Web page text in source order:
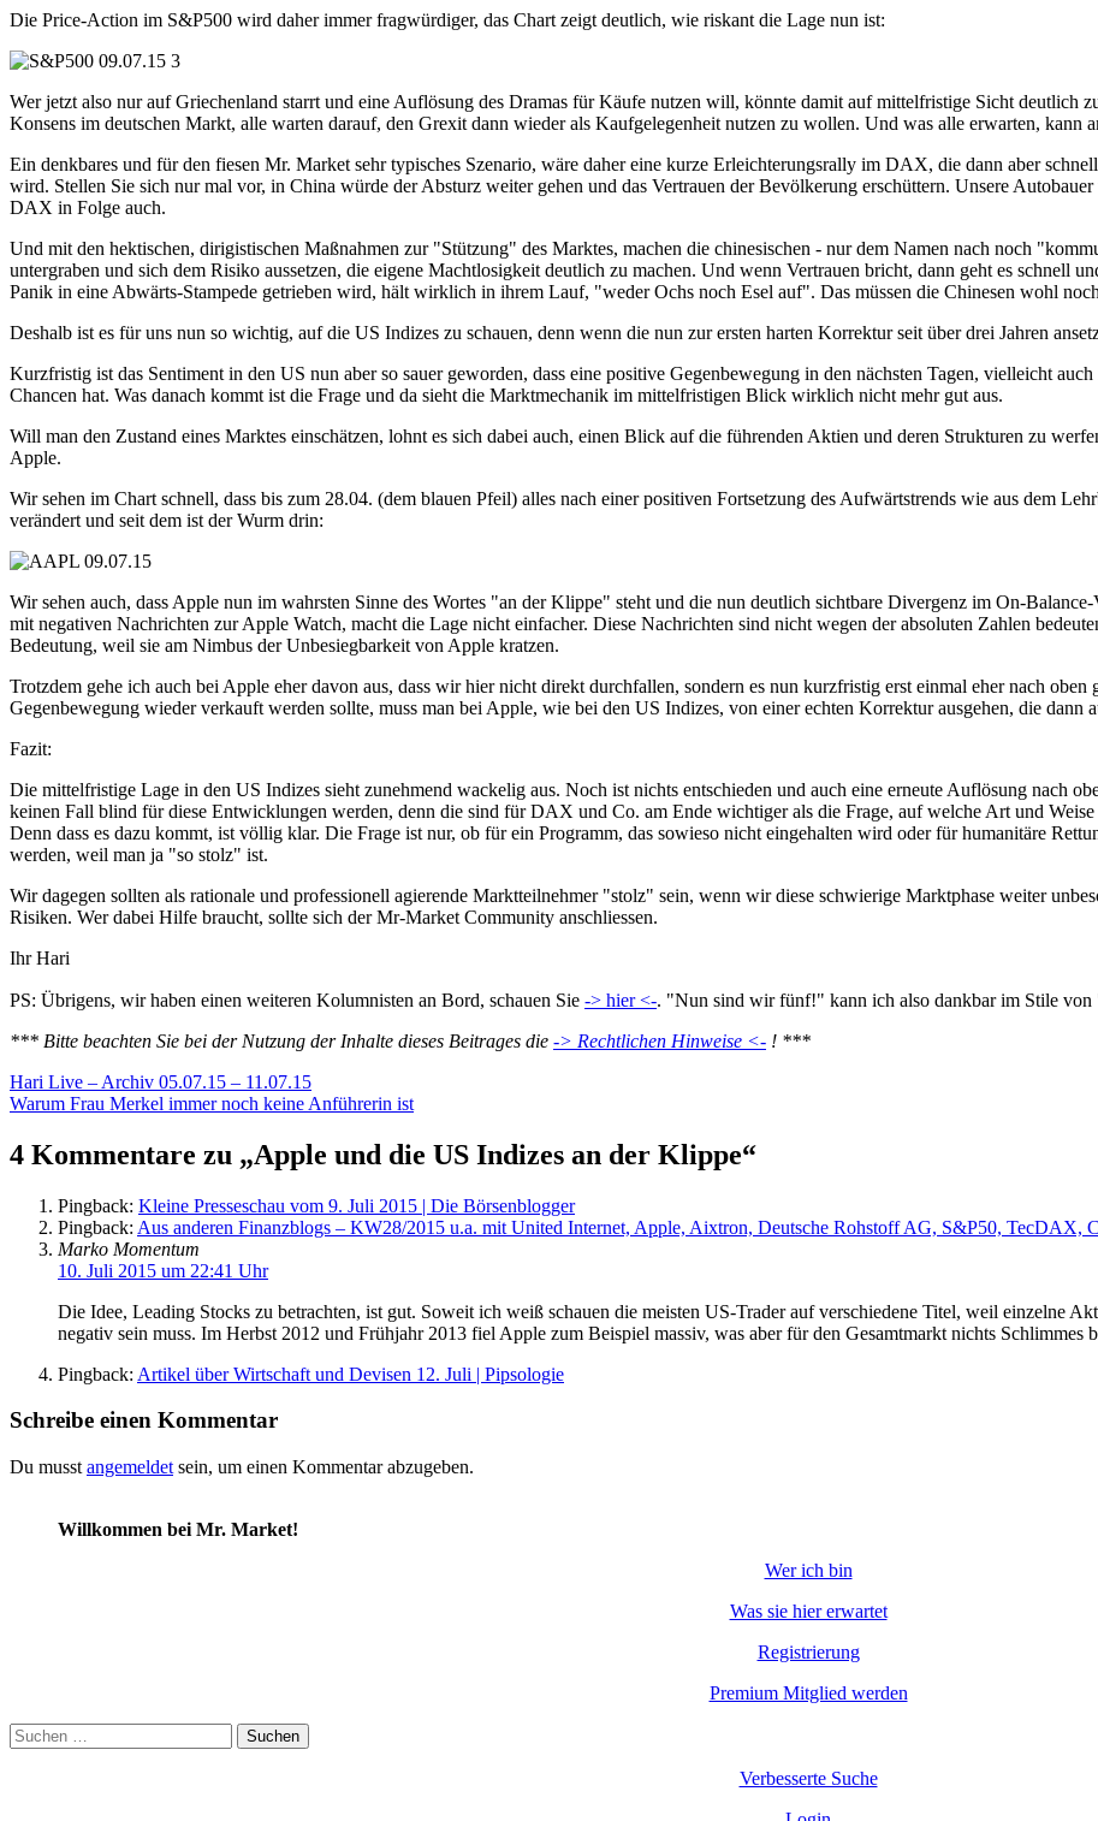
Die Price-Action im S&P500 wird daher immer fragwürdiger, das Chart zeigt deutlich, wie riskant die Lage nun ist:
Wer jetzt also nur auf Griechenland starrt und eine Auflösung des Dramas für Käufe nutzen will, könnte damit auf mittelfristige Sicht deutlich
Konsens im deutschen Markt, alle warten darauf, den Grexit dann wieder als Kaufgelegenheit nutzen zu wollen. Und was alle erwarten, kann
Ein denkbares und für den fiesen Mr. Market sehr typisches Szenario, wäre daher eine kurze Erleichterungsrally im DAX, die dann aber
wird. Stellen Sie sich nur mal vor, in China würde der Absturz weiter gehen und das Vertrauen der Bevölkerung erschüttern. Unsere
DAX in Folge auch.
Und mit den hektischen, dirigistischen Maßnahmen zur "Stützung" des Marktes, machen die chinesischen - nur dem Namen nach noch
untergraben und sich dem Risiko aussetzen, die eigene Machtlosigkeit deutlich zu machen. Und wenn Vertrauen bricht, dann geht es schnell
Panik in eine Abwärts-Stampede getrieben wird, hält wirklich in ihrem Lauf, "weder Ochs noch Esel auf". Das müssen die Chinesen wohl
Deshalb ist es für uns nun so wichtig, auf die US Indizes zu schauen, denn wenn die nun zur ersten harten Korrektur seit über drei Jahren
Kurzfristig ist das Sentiment in den US nun aber so sauer geworden, dass eine positive Gegenbewegung in den nächsten Tagen, vielleicht
Chancen hat. Was danach kommt ist die Frage und da sieht die Marktmechanik im mittelfristigen Blick wirklich nicht mehr gut aus.
Will man den Zustand eines Marktes einschätzen, lohnt es sich dabei auch, einen Blick auf die führenden Aktien und deren Strukturen zu
Apple.
Wir sehen im Chart schnell, dass bis zum 28.04. (dem blauen Pfeil) alles nach einer positiven Fortsetzung des Aufwärtstrends wie aus dem
verändert und seit dem ist der Wurm drin:
Wir sehen auch, dass Apple nun im wahrsten Sinne des Wortes "an der Klippe" steht und die nun deutlich sichtbare Divergenz im On-
mit negativen Nachrichten zur Apple Watch, macht die Lage nicht einfacher. Diese Nachrichten sind nicht wegen der absoluten Zahlen
Bedeutung, weil sie am Nimbus der Unbesiegbarkeit von Apple kratzen.
Trotzdem gehe ich auch bei Apple eher davon aus, dass wir hier nicht direkt durchfallen, sondern es nun kurzfristig erst einmal eher nach
Gegenbewegung wieder verkauft werden sollte, muss man bei Apple, wie bei den US Indizes, von einer echten Korrektur ausgehen, die
Fazit:
Die mittelfristige Lage in den US Indizes sieht zunehmend wackelig aus. Noch ist nichts entschieden und auch eine erneute Auflösung nach
keinen Fall blind für diese Entwicklungen werden, denn die sind für DAX und Co. am Ende wichtiger als die Frage, auf welche Art und
Denn dass es dazu kommt, ist völlig klar. Die Frage ist nur, ob für ein Programm, das sowieso nicht eingehalten wird oder für humanitäre
werden, weil man ja "so stolz" ist.
Wir dagegen sollten als rationale und professionell agierende Marktteilnehmer "stolz" sein, wenn wir diese schwierige Marktphase weiter
Risiken. Wer dabei Hilfe braucht, sollte sich der Mr-Market Community anschliessen.
Ihr Hari
PS: Übrigens, wir haben einen weiteren Kolumnisten an Bord, schauen Sie -> hier <-. "Nun sind wir fünf!" kann ich also dankbar im Stile
*** Bitte beachten Sie bei der Nutzung der Inhalte dieses Beitrages die -> Rechtlichen Hinweise <- ! ***
Hari Live – Archiv 05.07.15 – 11.07.15
Warum Frau Merkel immer noch keine Anführerin ist
4 Kommentare zu „Apple und die US Indizes an der Klippe“
Pingback: Kleine Presseschau vom 9. Juli 2015 | Die Börsenblogger
Pingback: Aus anderen Finanzblogs – KW28/2015 u.a. mit United Internet, Apple, Aixtron, Deutsche Rohstoff AG, S&P50, TecDAX,
Marko Momentum
10. Juli 2015 um 22:41 Uhr
Die Idee, Leading Stocks zu betrachten, ist gut. Soweit ich weiß schauen die meisten US-Trader auf verschiedene Titel, weil einzelne
negativ sein muss. Im Herbst 2012 und Frühjahr 2013 fiel Apple zum Beispiel massiv, was aber für den Gesamtmarkt nichts Schlimmes
Pingback: Artikel über Wirtschaft und Devisen 12. Juli | Pipsologie
Schreibe einen Kommentar
Du musst angemeldet sein, um einen Kommentar abzugeben.
Willkommen bei Mr. Market!
Wer ich bin
Was sie hier erwartet
Registrierung
Premium Mitglied werden
Suchen
nach:
Verbesserte Suche